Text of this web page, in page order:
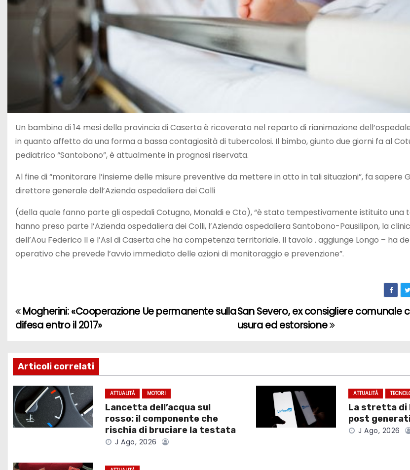
Un bambino di 14 mesi della provincia di Caserta è ricoverato nel reparto di rianimazione
in quanto affetto da una forma a bassa contagiosità di tubercolosi. Il bimbo, giunto due giorni fa al
pediatrico “Santobono”, è attualmente in prognosi riservata.
Al fine di “monitorare l’insieme delle misure preventive da mettere in atto in tali situazioni”, fa sapere
direttore generale dell’Azienda ospedaliera dei Colli
(della quale fanno parte gli ospedali Cotugno, Monaldi e Cto), “è stato tempestivamente istituito una
hanno preso parte l’Azienda ospedaliera dei Colli, l’Azienda ospedaliera Santobono-Pausilipon, la
dell’Aou Federico II e l’Asl di Caserta che ha competenza territoriale. Il tavolo . aggiunge Longo – ha
operativo che prevede l’avvio immediato delle azioni di monitoraggio e prevenzione”.
N
v
i
g
a
i
San Severo, ex consigliere comunale
usura ed estorsione
Mogherini: «Cooperazione Ue permanente sulla
difesa entro il 2017»
Articoli correlati
ATTUALITÀ MOTORI
Lancetta dell’acqua sul
rosso: il componente che
rischia di bruciare la testata
J Ago, 2026
ATTUALITÀ
La stretta di
post generati
J Ago, 2026